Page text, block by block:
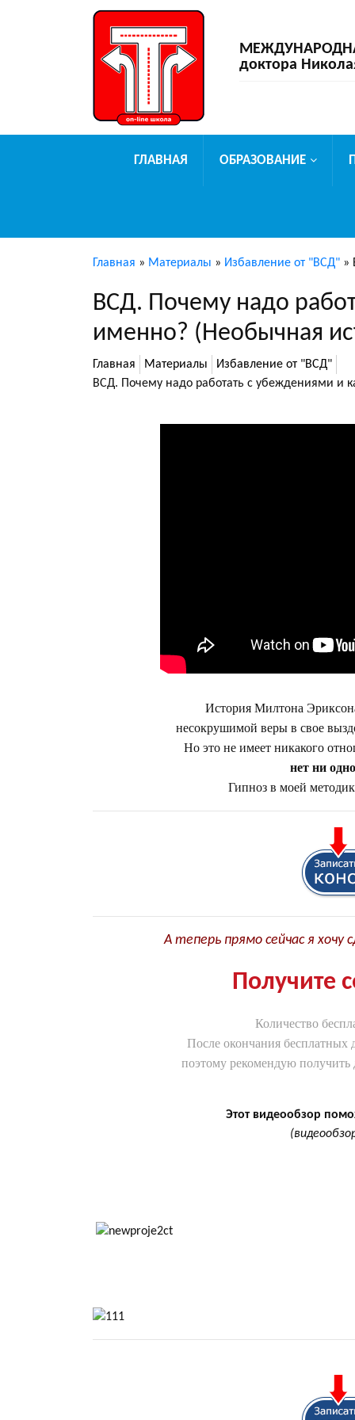
доктора
ГЛАВНАЯ ОБРАЗОВАНИЕ
Главная » Материалы » Избавление от "ВСД" »
ВСД. Почему надо
именно? (Необычная
Главная Материалы
Избавление от "ВСД"
ВСД. Почему надо работать с убеждениями и
История Милтона
несокрушимой веры в свое
Но это не имеет никакого
нет ни
Гипноз в моей
А теперь прямо сейчас я хочу
Получите
Количество
После окончания бесплатных
поэтому рекомендую
Этот видеообзор